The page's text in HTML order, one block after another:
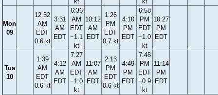
Mon
09
12:52
AM
EDT
0.6 kt
3:31
AM
EDT
6:36
AM
EDT
−1.1
kt
10:12
AM
EDT
1:26
PM
EDT
0.7 kt
4:10
PM
EDT
6:58
PM
EDT
−1.0
kt
10:27
PM
EDT
Tue
10
1:39
AM
EDT
0.6 kt
4:12
AM
EDT
7:27
AM
EDT
−1.0
kt
11:07
AM
EDT
2:13
PM
EDT
0.6 kt
4:49
PM
EDT
7:48
PM
EDT
−0.9
kt
11:14
PM
EDT